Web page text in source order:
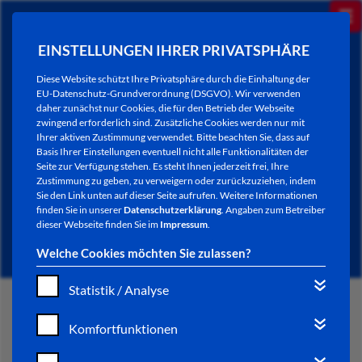
EINSTELLUNGEN IHRER PRIVATSPHÄRE
Diese Website schützt Ihre Privatsphäre durch die Einhaltung der
EU-Datenschutz-Grundverordnung (DSGVO). Wir verwenden
daher zunächst nur Cookies, die für den Betrieb der Webseite
zwingend erforderlich sind. Zusätzliche Cookies werden nur mit
Ihrer aktiven Zustimmung verwendet. Bitte beachten Sie, dass auf
Basis Ihrer Einstellungen eventuell nicht alle Funktionalitäten der
Seite zur Verfügung stehen. Es steht Ihnen jederzeit frei, Ihre
Zustimmung zu geben, zu verweigern oder zurückzuziehen, indem
Sie den Link unten auf dieser Seite aufrufen. Weitere Informationen
finden Sie in unsererDatenschutzerklärung. Angaben zum Betreiber
dieser Webseite finden Sie im Impressum.
Welche Cookies möchten Sie zulassen?
Statistik / Analyse
Komfortfunktionen
NEWSLETTER / CITY LETTER
START